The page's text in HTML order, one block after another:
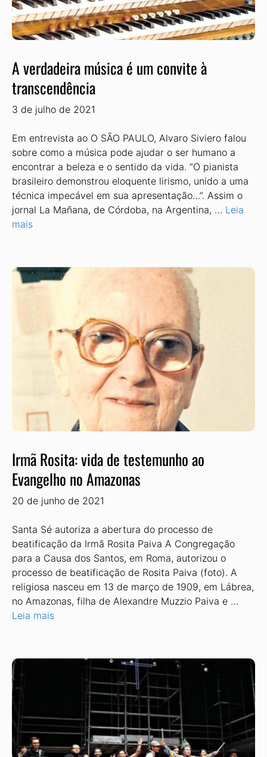
A verdadeira música é um convite à
transcendência
3 de julho de 2021
Em entrevista ao O SÃO PAULO, Alvaro Siviero falou
sobre como a música pode ajudar o ser humano a
encontrar a beleza e o sentido da vida. “O pianista
brasileiro demonstrou eloquente lirismo, unido a uma
técnica impecável em sua apresentação…”. Assim o
jornal La Mañana, de Córdoba, na Argentina, … Leia
mais
Irmã Rosita: vida de testemunho ao
Evangelho no Amazonas
20 de junho de 2021
Santa Sé autoriza a abertura do processo de
beatificação da Irmã Rosita Paiva A Congregação
para a Causa dos Santos, em Roma, autorizou o
processo de beatificação de Rosita Paiva (foto). A
religiosa nasceu em 13 de março de 1909, em Lábrea,
no Amazonas, filha de Alexandre Muzzio Paiva e …
Leia mais